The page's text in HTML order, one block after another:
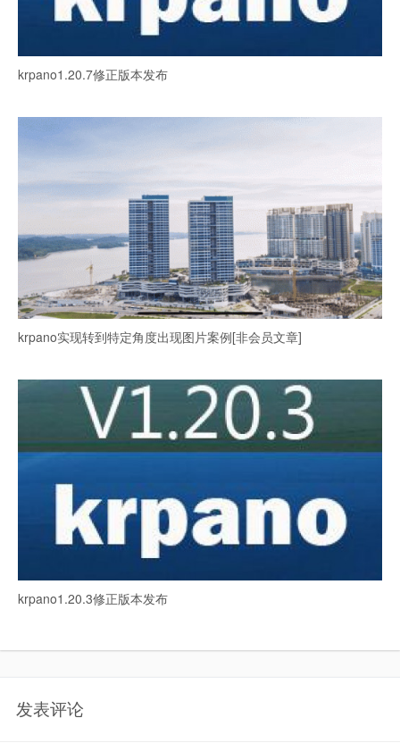
krpano1.20.7修正版本发布
krpano实现转到特定角度出现图片案例[非会员文章]
krpano1.20.3修正版本发布
发表评论